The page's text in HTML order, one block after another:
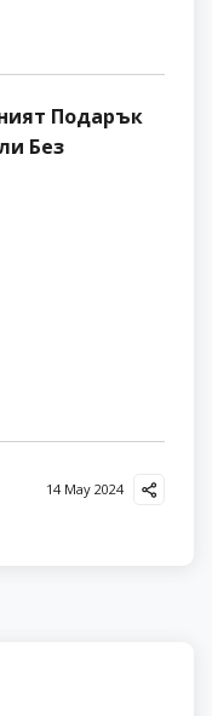
Подарък
Без
14 May 2024